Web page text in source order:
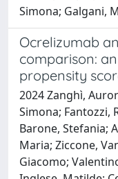
Simona; Galgani,
Ocrelizumab
comparison:
propensity
2024 Zanghì,
Simona; Fantozzi,
Barone, Stefania;
Maria; Ziccone,
Giacomo;